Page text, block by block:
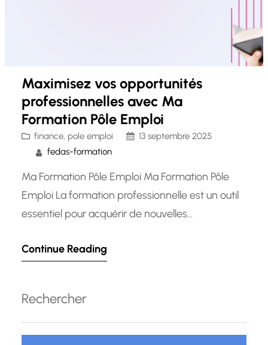
Maximisez vos opportunités
professionnelles avec Ma
Formation Pôle Emploi
finance, pole emploi
13 septembre 2025
fedas-formation
Ma Formation Pôle Emploi Ma Formation Pôle
Emploi La formation professionnelle est un outil
essentiel pour acquérir de nouvelles
perfectionner dans un domaine spécifique. Pour
Emploi représente une opportunité précieuse
pour se qualifier et augmenter ses chances sur
Continue Reading
Rechercher